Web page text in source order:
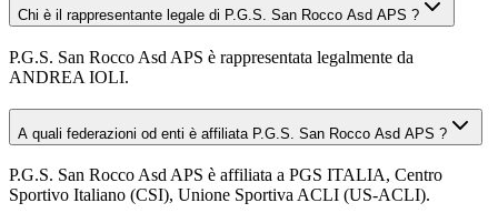
Chi è il rappresentante legale di P.G.S. San Rocco Asd APS ?
P.G.S. San Rocco Asd APS è rappresentata legalmente da
ANDREA IOLI.
A quali federazioni od enti è affiliata P.G.S. San Rocco Asd APS ?
P.G.S. San Rocco Asd APS è affiliata a PGS ITALIA, Centro
Sportivo Italiano (CSI), Unione Sportiva ACLI (US-ACLI).